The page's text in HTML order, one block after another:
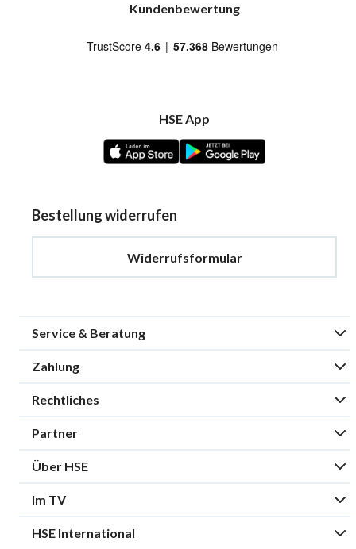
Kundenbewertung
HSE App
Bestellung widerrufen
Widerrufsformular
Service & Beratung
Zahlung
Rechtliches
Partner
Über HSE
Im TV
HSE International